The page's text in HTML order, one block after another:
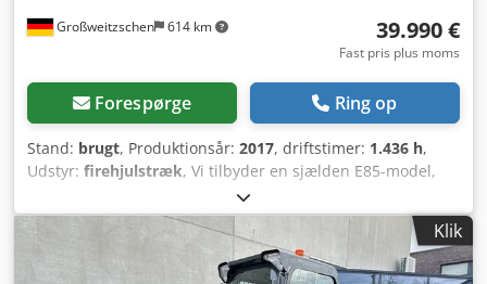
Großweitzschen 614 km 39.990 €
Fast pris plus moms
Forespørge Ring op
Stand: brugt, Produktionsår: 2017, driftstimer: 1.436 h,
Udstyr: firehjulstræk, Vi tilbyder en sjælden E85-model,
den har ikke været udlejet og stammer fra en mindre
entreprenørvirksomhed. Den er udstyret med aircondition.
* JUSTERBART UDSTØDNINGSRØR med GRIP/KLØ *
hydraulisk grave- og skovludstyr, kan leveres som
Klik